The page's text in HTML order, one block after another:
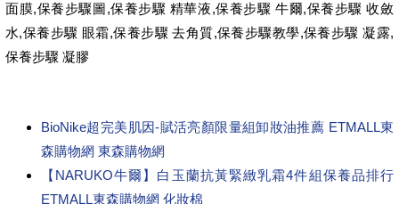
面膜,保養步驟圖,保養步驟 精華液,保養步驟 牛爾,保養步驟 收斂
水,保養步驟 眼霜,保養步驟 去角質,保養步驟教學,保養步驟 凝露,
保養步驟 凝膠
BioNike超完美肌因-賦活亮顏限量組卸妝油推薦 ETMALL東
森購物網 東森購物網
【NARUKO牛爾】白玉蘭抗黃緊緻乳霜4件組保養品排行
ETMALL東森購物網 化妝棉